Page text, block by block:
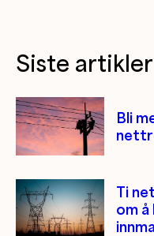
Siste artikler
Bli
Ti
om å